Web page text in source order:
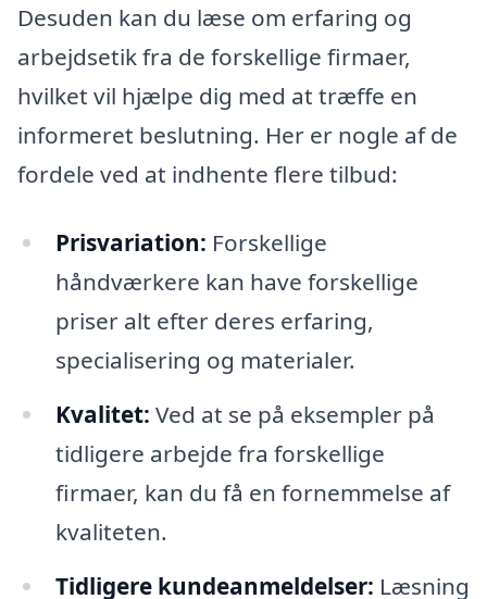
Desuden kan du læse om erfaring og
arbejdsetik fra de forskellige firmaer,
hvilket vil hjælpe dig med at træffe en
informeret beslutning. Her er nogle af de
fordele ved at indhente flere tilbud:
Prisvariation: Forskellige
håndværkere kan have forskellige
priser alt efter deres erfaring,
specialisering og materialer.
Kvalitet: Ved at se på eksempler på
tidligere arbejde fra forskellige
firmaer, kan du få en fornemmelse af
kvaliteten.
Tidligere kundeanmeldelser: Læsning